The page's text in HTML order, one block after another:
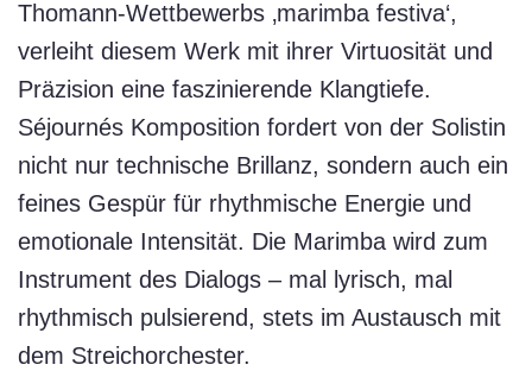
Thomann-Wettbewerbs ‚marimba festiva‘,
verleiht diesem Werk mit ihrer Virtuosität und
Präzision eine faszinierende Klangtiefe.
Séjournés Komposition fordert von der Solistin
nicht nur technische Brillanz, sondern auch ein
feines Gespür für rhythmische Energie und
emotionale Intensität. Die Marimba wird zum
Instrument des Dialogs – mal lyrisch, mal
rhythmisch pulsierend, stets im Austausch mit
dem Streichorchester.